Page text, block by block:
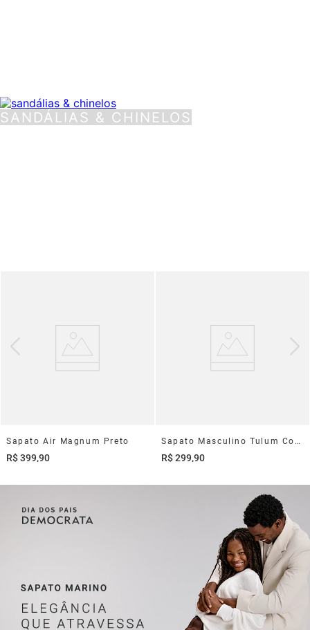
SANDÁLIAS & CHINELOS
Sapato Air Magnum Preto
R$399,90
Sapato Masculino Tulum Couro Marrom
R$299,90